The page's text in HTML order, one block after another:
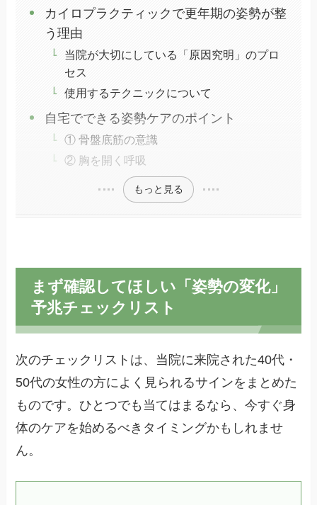
カイロプラクティックで更年期の姿勢が整
う理由
当院が大切にしている「原因究明」のプロ
セス
使用するテクニックについて
自宅でできる姿勢ケアのポイント
① 骨盤底筋の意識
② 胸を開く呼吸
もっと見る
まず確認してほしい「姿勢の変化」
予兆チェックリスト
次のチェックリストは、当院に来院された40代・
50代の女性の方によく見られるサインをまとめた
ものです。ひとつでも当てはまるなら、今すぐ身
体のケアを始めるべきタイミングかもしれませ
ん。